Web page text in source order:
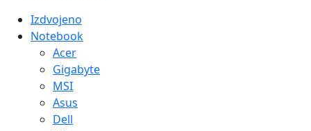
Izdvojeno
Notebook
Acer
Gigabyte
MSI
Asus
Dell